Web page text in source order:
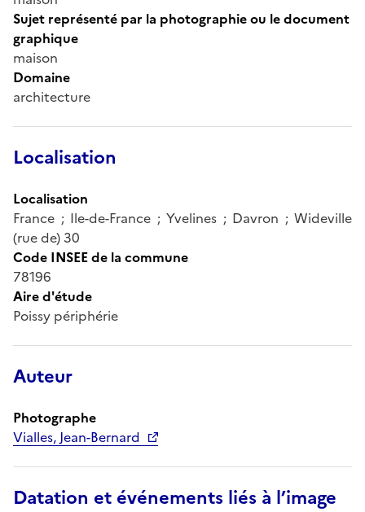
Sujet représenté par la photographie ou le document
graphique
maison
Domaine
architecture
Localisation
Localisation
France ; Ile-de-France ; Yvelines ; Davron ; Wideville
(rue de) 30
Code INSEE de la commune
78196
Aire d'étude
Poissy périphérie
Auteur
Photographe
Vialles, Jean-Bernard
Datation et événements liés à l’image